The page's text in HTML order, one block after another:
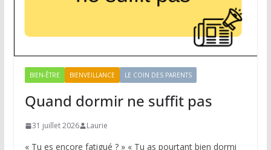
BIEN-ÊTRE BIENVEILLANCE LE COIN DES PARENTS
Quand dormir ne suffit pas
31 juillet 2026 Laurie
« Tu es encore fatigué ? » « Tu as pourtant bien dormi